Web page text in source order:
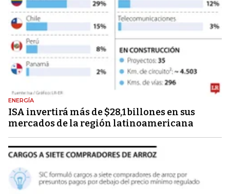
ENERGÍA
ISA invertirá más de $28,1 billones en sus
mercados de la región latinoamericana